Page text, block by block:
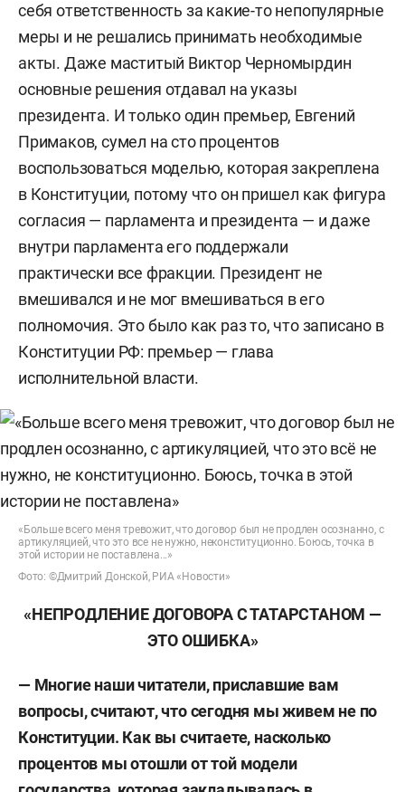
себя ответственность за какие-то непопулярные
меры и не решались принимать необходимые
акты. Даже маститый Виктор Черномырдин
основные решения отдавал на указы
президента. И только один премьер, Евгений
Примаков, сумел на сто процентов
воспользоваться моделью, которая закреплена
в Конституции, потому что он пришел как фигура
согласия — парламента и президента — и даже
внутри парламента его поддержали
практически все фракции. Президент не
вмешивался и не мог вмешиваться в его
полномочия. Это было как раз то, что записано в
Конституции РФ: премьер — глава
исполнительной власти.
«Больше всего меня тревожит, что договор был не продлен осознанно, с
артикуляцией, что это все не нужно, неконституционно. Боюсь, точка в
этой истории не поставлена...»
Фото: ©Дмитрий Донской, РИА «Новости»
«НЕПРОДЛЕНИЕ ДОГОВОРА С ТАТАРСТАНОМ —
ЭТО ОШИБКА»
— Многие наши читатели, приславшие вам
вопросы, считают, что сегодня мы живем не по
Конституции. Как вы считаете, насколько
процентов мы отошли от той модели